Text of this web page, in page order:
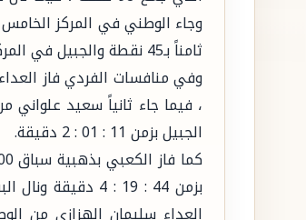
ثامناً بـ45 نقطة والجبيل في المركز التاسع بـ34 نقطة والهلال عاشراً بـ32 نقطة.
الجبيل بزمن 11 : 01 : 2 دقيقة.